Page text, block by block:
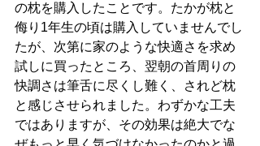
の枕を購入したことです。たかが枕と
侮り1年生の頃は購入していませんでし
たが、次第に家のような快適さを求め
試しに買ったところ、翌朝の首周りの
快調さは筆舌に尽くし難く、されど枕
と感じさせられました。わずかな工夫
ではありますが、その効果は絶大でな